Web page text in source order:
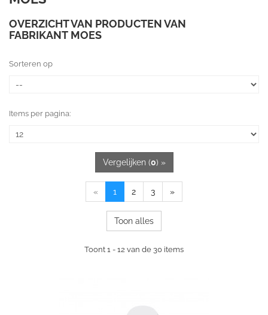
OVERZICHT VAN PRODUCTEN VAN
FABRIKANT MOES
Sorteren op
Items per pagina:
Vergelijken (0) »
« 1 2 3 »
Toon alles
Toont 1 - 12 van de 30 items